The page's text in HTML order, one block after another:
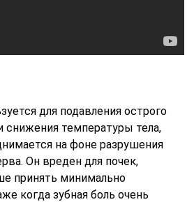
для подавления острого
снижения температуры тела,
на фоне разрушения
Он вреден для почек,
принять минимально
когда зубная боль очень